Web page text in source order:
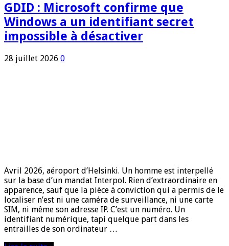
GDID : Microsoft confirme que
Windows a un identifiant secret
impossible à désactiver
28 juillet 2026 0
Avril 2026, aéroport d’Helsinki. Un homme est interpellé
sur la base d’un mandat Interpol. Rien d’extraordinaire en
apparence, sauf que la pièce à conviction qui a permis de le
localiser n’est ni une caméra de surveillance, ni une carte
SIM, ni même son adresse IP. C’est un numéro. Un
identifiant numérique, tapi quelque part dans les
entrailles de son ordinateur …